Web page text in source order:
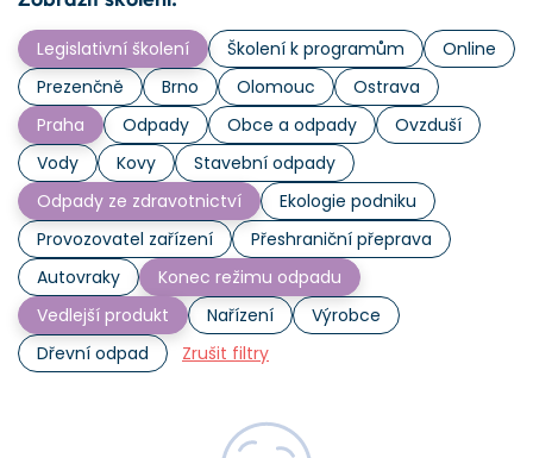
Legislativní školení Školení k programům
Online
Prezenčně
Brno Olomouc
Ostrava
Praha
Odpady Obce a odpady
Ovzduší
Vody
Kovy
Stavební odpady
Odpady ze zdravotnictví
Ekologie podniku
Provozovatel zařízení
Přeshraniční přeprava
Autovraky
Konec režimu odpadu
Vedlejší produkt
Nařízení
Výrobce
Dřevní odpad
Zrušit filtry